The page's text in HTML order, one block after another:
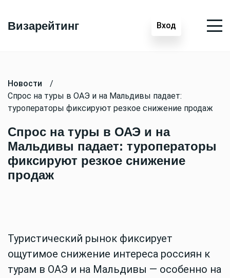
Визарейтинг Вход
Новости
/
Спрос на туры в ОАЭ и на Мальдивы падает:
туроператоры фиксируют резкое снижение продаж
Спрос на туры в ОАЭ и на
Мальдивы падает: туроператоры
фиксируют резкое снижение
продаж
Туристический рынок фиксирует
ощутимое снижение интереса россиян к
турам в ОАЭ и на Мальдивы — особенно на